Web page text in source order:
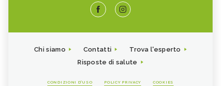
Chi siamo Contatti
Trova l'esperto
Risposte di salute
CONDIZIONI D'USO POLICY PRIVACY COOKIES